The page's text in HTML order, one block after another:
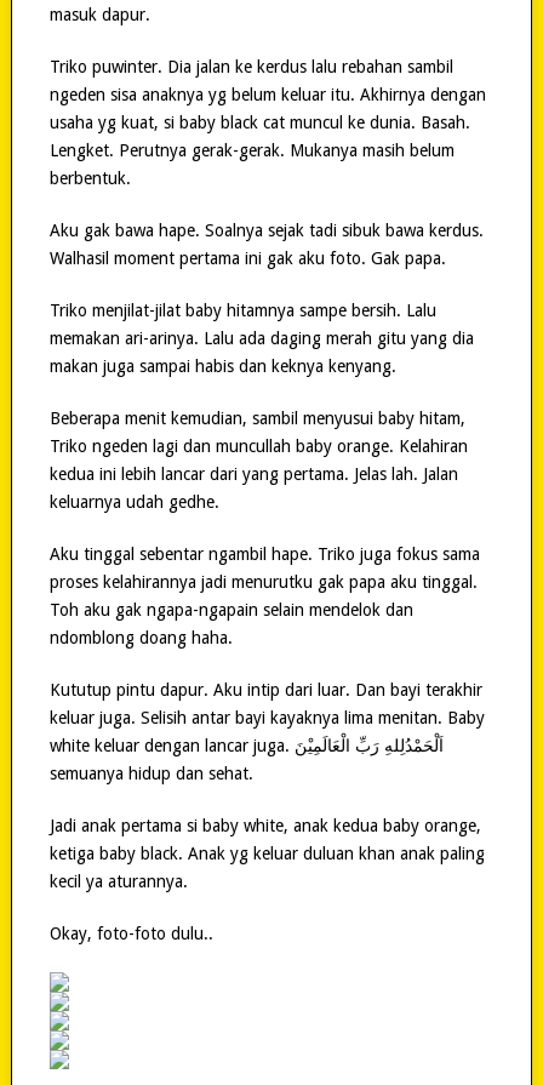
masuk dapur.
Triko puwinter. Dia jalan ke kerdus lalu rebahan sambil
ngeden sisa anaknya yg belum keluar itu. Akhirnya dengan
usaha yg kuat, si baby black cat muncul ke dunia. Basah.
Lengket. Perutnya gerak-gerak. Mukanya masih belum
berbentuk.
Aku gak bawa hape. Soalnya sejak tadi sibuk bawa kerdus.
Walhasil moment pertama ini gak aku foto. Gak papa.
Triko menjilat-jilat baby hitamnya sampe bersih. Lalu
memakan ari-arinya. Lalu ada daging merah gitu yang dia
makan juga sampai habis dan keknya kenyang.
Beberapa menit kemudian, sambil menyusui baby hitam,
Triko ngeden lagi dan muncullah baby orange. Kelahiran
kedua ini lebih lancar dari yang pertama. Jelas lah. Jalan
keluarnya udah gedhe.
Aku tinggal sebentar ngambil hape. Triko juga fokus sama
proses kelahirannya jadi menurutku gak papa aku tinggal.
Toh aku gak ngapa-ngapain selain mendelok dan
ndomblong doang haha.
Kututup pintu dapur. Aku intip dari luar. Dan bayi terakhir
keluar juga. Selisih antar bayi kayaknya lima menitan. Baby
white keluar dengan lancar juga. ‎اَلْحَمْدُلِلهِ رَبِّ الْعَالَمِيْنَ
semuanya hidup dan sehat.
Jadi anak pertama si baby white, anak kedua baby orange,
ketiga baby black. Anak yg keluar duluan khan anak paling
kecil ya aturannya.
Okay, foto-foto dulu..